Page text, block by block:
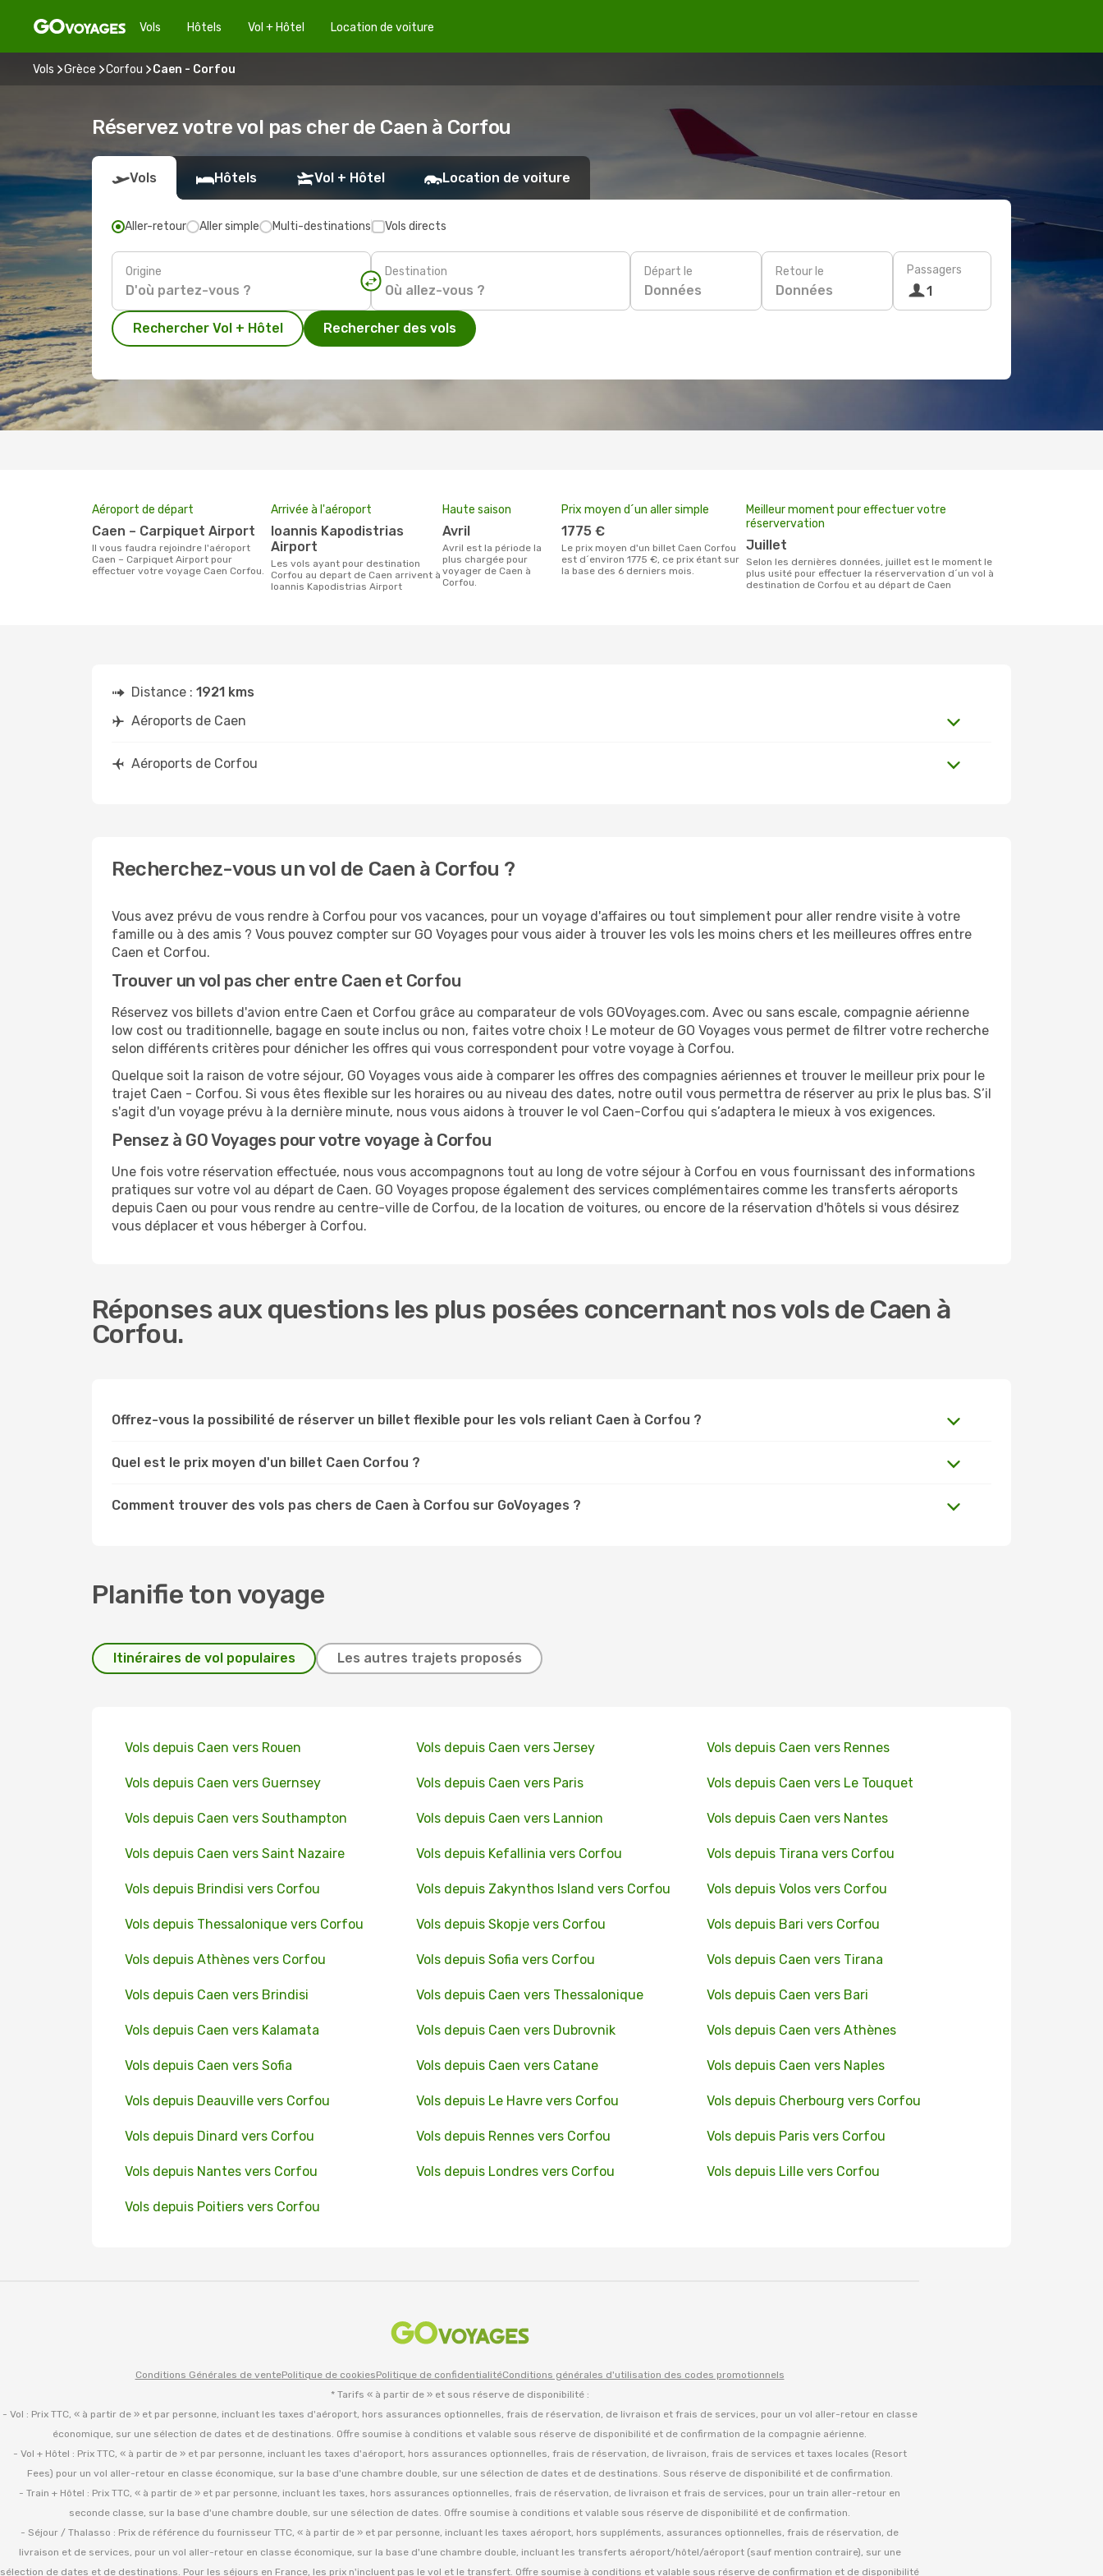
Vols Hôtels Vol + Hôtel Location de voiture
Vols Grèce Corfou Caen - Corfou
Réservez votre vol pas cher de Caen à Corfou
Vols Hôtels Vol + Hôtel Location de voiture
Aller-retour Aller simple Multi-destinations Vols directs
Origine Destination Départ le
Données
Retour le
Données
Passagers
1
Rechercher Vol + Hôtel Rechercher des vols
Aéroport de départ
Caen – Carpiquet Airport
Il vous faudra rejoindre l'aéroport
Caen – Carpiquet Airport pour
effectuer votre voyage Caen Corfou.
Arrivée à l'aéroport
Ioannis Kapodistrias
Airport
Les vols ayant pour destination
Corfou au depart de Caen arrivent à
Ioannis Kapodistrias Airport
Haute saison
avril
avril est la période la
plus chargée pour
voyager de Caen à
Corfou.
Prix moyen d´un aller simple
1775 €
Le prix moyen d'un billet Caen Corfou
est d´environ 1775 €, ce prix étant sur
la base des 6 derniers mois.
Meilleur moment pour effectuer votre
réservervation
juillet
Selon les dernières données, juillet est le moment le
plus usité pour effectuer la réservervation d´un vol à
destination de Corfou et au départ de Caen
Distance : 1921 kms
Aéroports de Caen
Aéroports de Corfou
Recherchez-vous un vol de Caen à Corfou ?
Vous avez prévu de vous rendre à Corfou pour vos vacances, pour un voyage d'affaires ou tout simplement pour aller rendre visite à votre
famille ou à des amis ? Vous pouvez compter sur GO Voyages pour vous aider à trouver les vols les moins chers et les meilleures offres entre
Caen et Corfou.
Trouver un vol pas cher entre Caen et Corfou
Réservez vos billets d'avion entre Caen et Corfou grâce au comparateur de vols GOVoyages.com. Avec ou sans escale, compagnie aérienne
low cost ou traditionnelle, bagage en soute inclus ou non, faites votre choix ! Le moteur de GO Voyages vous permet de filtrer votre recherche
selon différents critères pour dénicher les offres qui vous correspondent pour votre voyage à Corfou.
Quelque soit la raison de votre séjour, GO Voyages vous aide à comparer les offres des compagnies aériennes et trouver le meilleur prix pour le
trajet Caen - Corfou. Si vous êtes flexible sur les horaires ou au niveau des dates, notre outil vous permettra de réserver au prix le plus bas. S’il
s'agit d'un voyage prévu à la dernière minute, nous vous aidons à trouver le vol Caen-Corfou qui s’adaptera le mieux à vos exigences.
Pensez à GO Voyages pour votre voyage à Corfou
Une fois votre réservation effectuée, nous vous accompagnons tout au long de votre séjour à Corfou en vous fournissant des informations
pratiques sur votre vol au départ de Caen. GO Voyages propose également des services complémentaires comme les transferts aéroports
depuis Caen ou pour vous rendre au centre-ville de Corfou, de la location de voitures, ou encore de la réservation d'hôtels si vous désirez
vous déplacer et vous héberger à Corfou.
Réponses aux questions les plus posées concernant nos vols de Caen à
Corfou.
Offrez-vous la possibilité de réserver un billet flexible pour les vols reliant Caen à Corfou ?
Quel est le prix moyen d'un billet Caen Corfou ?
Comment trouver des vols pas chers de Caen à Corfou sur GoVoyages ?
Planifie ton voyage
Itinéraires de vol populaires Les autres trajets proposés
Vols depuis Caen vers Rouen Vols depuis Caen vers Jersey Vols depuis Caen vers Rennes
Vols depuis Caen vers Guernsey Vols depuis Caen vers Paris Vols depuis Caen vers Le Touquet
Vols depuis Caen vers Southampton Vols depuis Caen vers Lannion Vols depuis Caen vers Nantes
Vols depuis Caen vers Saint Nazaire Vols depuis Kefallinia vers Corfou Vols depuis Tirana vers Corfou
Vols depuis Brindisi vers Corfou Vols depuis Zakynthos Island vers Corfou Vols depuis Volos vers Corfou
Vols depuis Thessalonique vers Corfou Vols depuis Skopje vers Corfou Vols depuis Bari vers Corfou
Vols depuis Athènes vers Corfou Vols depuis Sofia vers Corfou Vols depuis Caen vers Tirana
Vols depuis Caen vers Brindisi Vols depuis Caen vers Thessalonique Vols depuis Caen vers Bari
Vols depuis Caen vers Kalamata Vols depuis Caen vers Dubrovnik Vols depuis Caen vers Athènes
Vols depuis Caen vers Sofia Vols depuis Caen vers Catane Vols depuis Caen vers Naples
Vols depuis Deauville vers Corfou Vols depuis Le Havre vers Corfou Vols depuis Cherbourg vers Corfou
Vols depuis Dinard vers Corfou Vols depuis Rennes vers Corfou Vols depuis Paris vers Corfou
Vols depuis Nantes vers Corfou Vols depuis Londres vers Corfou Vols depuis Lille vers Corfou
Vols depuis Poitiers vers Corfou
Conditions Générales de ventePolitique de cookiesPolitique de confidentialitéConditions générales d'utilisation des codes promotionnels
* Tarifs « à partir de » et sous réserve de disponibilité :
- Vol : Prix TTC, « à partir de » et par personne, incluant les taxes d'aéroport, hors assurances optionnelles, frais de réservation, de livraison et frais de services, pour un vol aller-retour en classe
économique, sur une sélection de dates et de destinations. Offre soumise à conditions et valable sous réserve de disponibilité et de confirmation de la compagnie aérienne.
- Vol + Hôtel : Prix TTC, « à partir de » et par personne, incluant les taxes d'aéroport, hors assurances optionnelles, frais de réservation, de livraison, frais de services et taxes locales (Resort
Fees) pour un vol aller-retour en classe économique, sur la base d'une chambre double, sur une sélection de dates et de destinations. Sous réserve de disponibilité et de confirmation.
- Train + Hôtel : Prix TTC, « à partir de » et par personne, incluant les taxes, hors assurances optionnelles, frais de réservation, de livraison et frais de services, pour un train aller-retour en
seconde classe, sur la base d'une chambre double, sur une sélection de dates. Offre soumise à conditions et valable sous réserve de disponibilité et de confirmation.
- Séjour / Thalasso : Prix de référence du fournisseur TTC, « à partir de » et par personne, incluant les taxes aéroport, hors suppléments, assurances optionnelles, frais de réservation, de
livraison et de services, pour un vol aller-retour en classe économique, sur la base d'une chambre double, incluant les transferts aéroport/hôtel/aéroport (sauf mention contraire), sur une
sélection de dates et de destinations. Pour les séjours en France, les prix n'incluent pas le vol et le transfert. Offre soumise à conditions et valable sous réserve de confirmation et de disponibilité